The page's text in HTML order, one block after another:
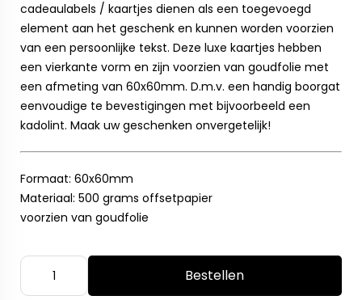
cadeaulabels / kaartjes dienen als een toegevoegd
element aan het geschenk en kunnen worden voorzien
van een persoonlijke tekst. Deze luxe kaartjes hebben
een vierkante vorm en zijn voorzien van goudfolie met
een afmeting van 60x60mm. D.m.v. een handig boorgat
eenvoudige te bevestigingen met bijvoorbeeld een
kadolint. Maak uw geschenken onvergetelijk!
Formaat: 60x60mm
Materiaal: 500 grams offsetpapier
voorzien van goudfolie
Bestellen